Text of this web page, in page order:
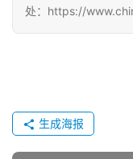
处：https://
生成海报